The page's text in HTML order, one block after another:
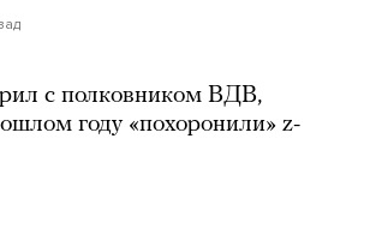
с полковником ВДВ,
году «похоронили» z-